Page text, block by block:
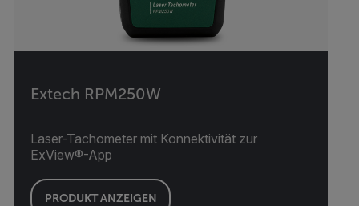
Extech RPM250W
Laser-Tachometer mit Konnektivität zur
ExView®-App
PRODUKT ANZEIGEN